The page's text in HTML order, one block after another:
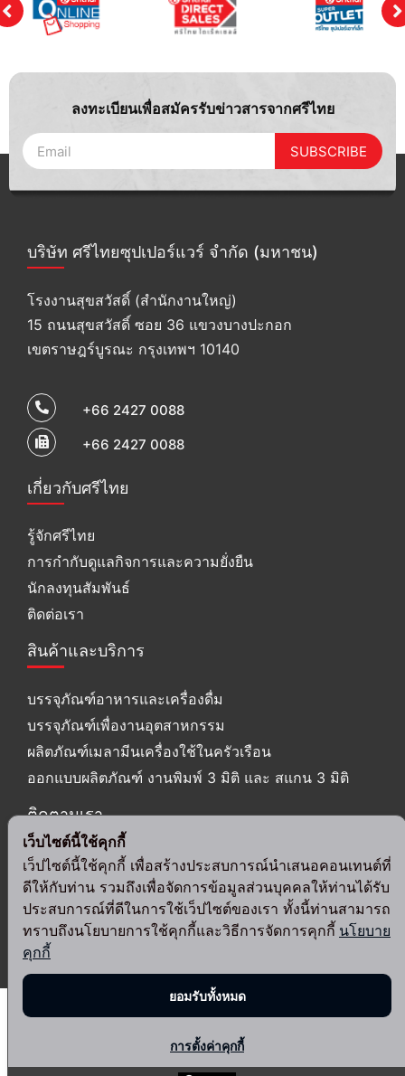
ลงทะเบียนเพื่อสมัครรับข่าวสารจากศรีไทย
SUBSCRIBE
บริษัท ศรีไทยซุปเปอร์แวร์ จำกัด (มหาชน)
โรงงานสุขสวัสดิ์ (สำนักงานใหญ่)
15 ถนนสุขสวัสดิ์ ซอย 36 แขวงบางปะกอก
เขตราษฎร์บูรณะ กรุงเทพฯ 10140
+66 2427 0088
+66 2427 0088
เกี่ยวกับศรีไทย
รู้จักศรีไทย
การกำกับดูแลกิจการและความยั่งยืน
นักลงทุนสัมพันธ์
ติดต่อเรา
สินค้าและบริการ
บรรจุภัณฑ์อาหารและเครื่องดื่ม
บรรจุภัณฑ์เพื่องานอุตสาหกรรม
ผลิตภัณฑ์เมลามีนเครื่องใช้ในครัวเรือน
ออกแบบผลิตภัณฑ์ งานพิมพ์ 3 มิติ และ สแกน 3 มิติ
ติดตามเรา
© 2024 Srithai Superware Public Company Limited. All Rights
เว็บไซต์นี้ใช้คุกกี้
เว็ปไซต์นี้ใช้คุกกี้ เพื่อสร้างประสบการณ์นำเสนอคอนเทนต์ที่
ดีให้กับท่าน รวมถึงเพื่อจัดการข้อมูลส่วนบุคคลให้ท่านได้รับ
ประสบการณ์ที่ดีในการใช้เว็ปไซต์ของเรา ทั้งนี้ท่านสามารถ
ทราบถึงนโยบายการใช้คุกกี้และวิธีการจัดการคุกกี้ นโยบาย
คุกกี้
ยอมรับทั้งหมด
การตั้งค่าคุกกี้